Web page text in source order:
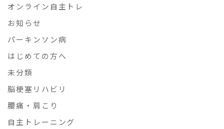
オンライン自主トレ
お知らせ
パーキンソン病
はじめての方へ
未分類
脳梗塞リハビリ
腰痛・肩こり
自主トレーニング